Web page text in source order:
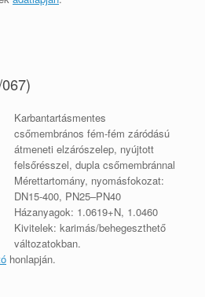
Karbantartásmentes
csőmembrános fém-fém záródású
átmeneti elzárószelep, nyújtott
felsőrésszel, dupla csőmembránnal
Mérettartomány, nyomásfokozat:
DN15-400, PN25–PN40
Házanyagok: 1.0619+N, 1.0460
Kivitelek: karimás/behegeszthető
változatokban.
honlapján.